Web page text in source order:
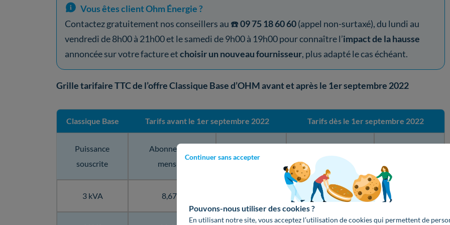
Continuer sans accepter
Pouvons-nous utiliser des cookies ?
En utilisant notre site, vous acceptez l’utilisation de cookies qui permettent de
Vous êtes client Ohm Énergie ?
Contactez gratuitement nos conseillers au ☎️09 75 18 60 60(appel non-surtaxé), du lundi au
vendredi de 8h00 à 21h00 et le samedi de 9h00 à 19h00 pour connaître l’impact de la hausse
annoncée sur votre facture etchoisir un nouveau fournisseur, plus adapté le cas échéant.
Grille tarifaire TTC de l’offre Classique Base d’OHM avant et après le 1er septembre 2022
Classique Base Tarifs avant le 1er septembre 2022 Tarifs dès le 1er septembre 2022
Puissance
souscrite
Abonnement
mensuel
Prix du kWh
mensuel
3 kVA 8,67 € 12,67 €